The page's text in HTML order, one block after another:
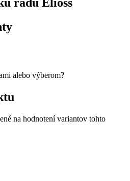
radu Elioss
alebo výberom?
na hodnotení variantov tohto